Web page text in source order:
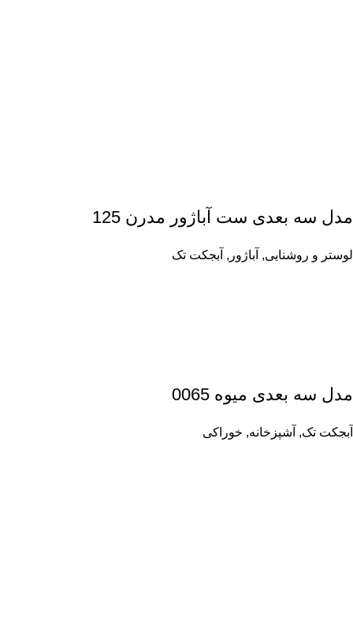
مدل سه بعدی ست آباژور مدرن 125
لوستر و روشنایی, آباژور , آبجکت تک
مدل سه بعدی میوه 0065
آبجکت تک, آشپزخانه, خوراکی